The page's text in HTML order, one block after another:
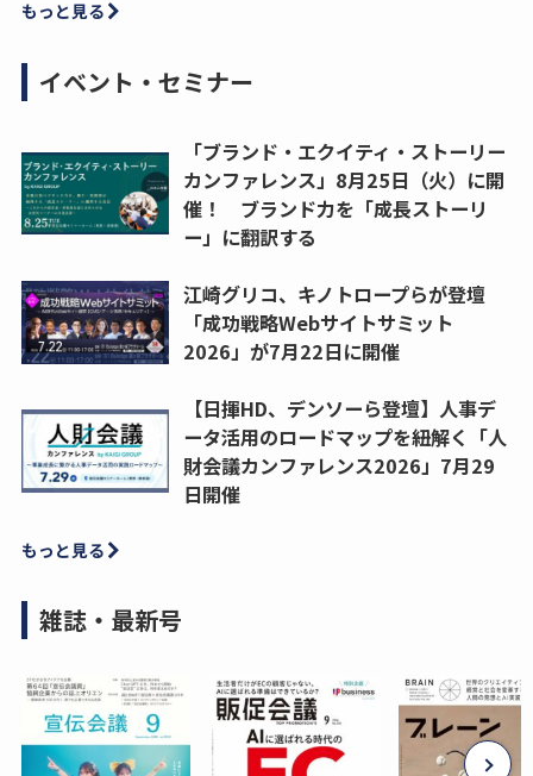
もっと見る
イベント・セミナー
「ブランド・エクイティ・ストーリー
カンファレンス」8月25日（火）に開
催！ ブランド力を「成長ストーリ
ー」に翻訳する
江崎グリコ、キノトロープらが登壇
「成功戦略Webサイトサミット
2026」が7月22日に開催
【日揮HD、デンソーら登壇】人事デ
ータ活用のロードマップを紐解く「人
財会議カンファレンス2026」7月29
日開催
もっと見る
雑誌・最新号